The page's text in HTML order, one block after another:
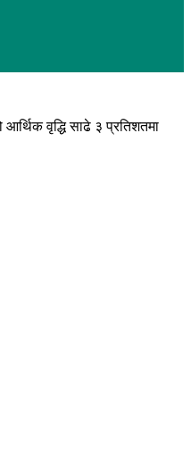
वृद्धि साढे ३ प्रतिशतमा